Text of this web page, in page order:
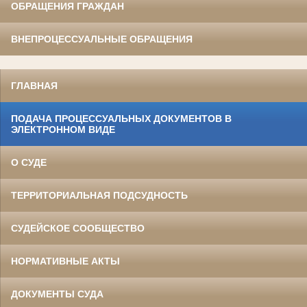
ОБРАЩЕНИЯ ГРАЖДАН
ВНЕПРОЦЕССУАЛЬНЫЕ ОБРАЩЕНИЯ
ГЛАВНАЯ
ПОДАЧА ПРОЦЕССУАЛЬНЫХ ДОКУМЕНТОВ В
ЭЛЕКТРОННОМ ВИДЕ
О СУДЕ
ТЕРРИТОРИАЛЬНАЯ ПОДСУДНОСТЬ
СУДЕЙСКОЕ СООБЩЕСТВО
НОРМАТИВНЫЕ АКТЫ
ДОКУМЕНТЫ СУДА